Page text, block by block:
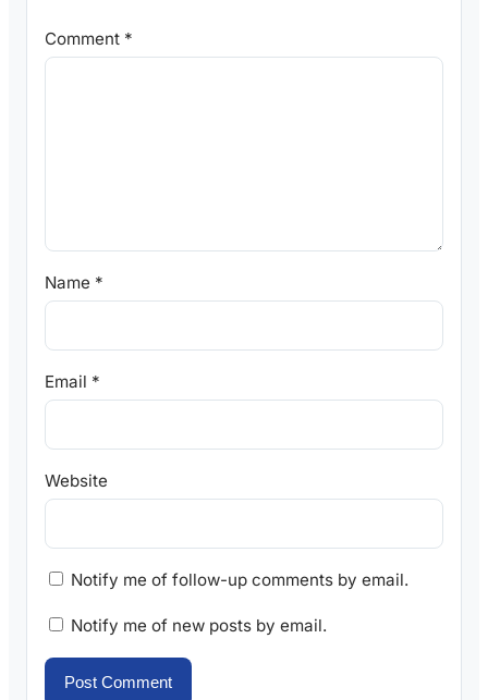
Comment *
Name *
Email *
Website
Notify me of follow-up comments by email.
Notify me of new posts by email.